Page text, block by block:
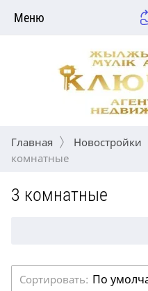
Меню
Главная Новостройки
комнатные
3 комнатные
Сортировать: По